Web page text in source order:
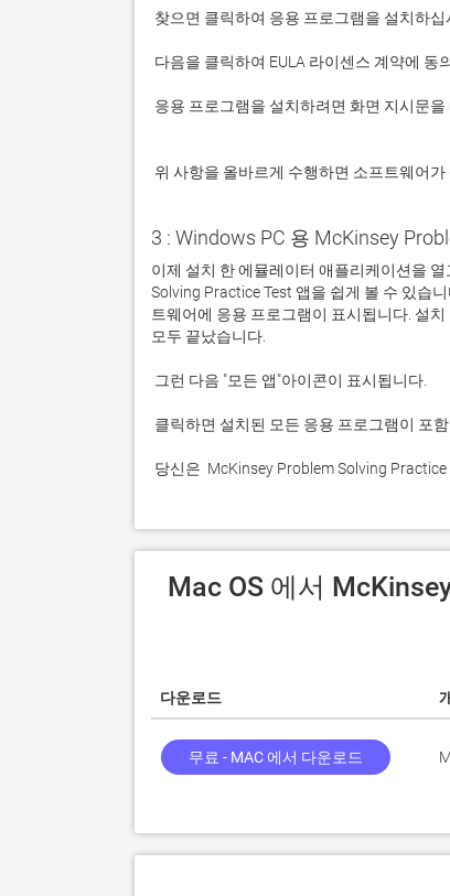
위 사항을 올바르게 수행하면 소프트웨어가
3 : Windows PC 용 McKinsey
이제 설치 한 에뮬레이터 애플리케이션을
Solving Practice Test 앱을 쉽게 볼 수 있습
트웨어에 응용 프로그램이 표시됩니다. 설
당신은  McKinsey Problem Solving
다운로드
무료 - MAC 에서 다운로드